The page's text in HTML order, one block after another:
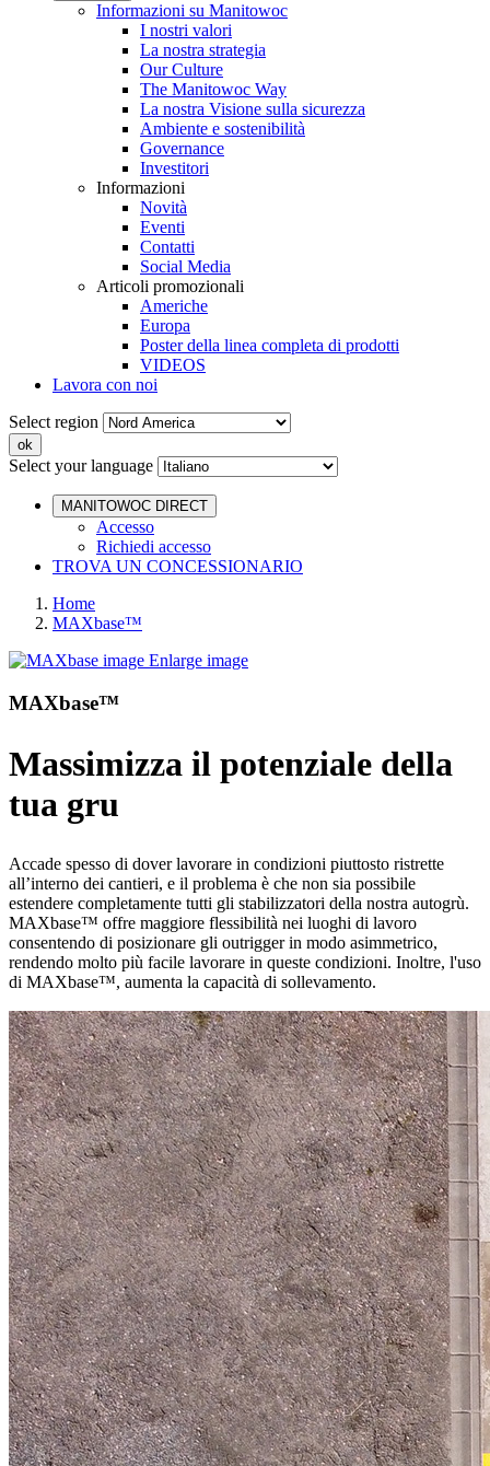
Informazioni su Manitowoc
I nostri valori
La nostra strategia
Our Culture
The Manitowoc Way
La nostra Visione sulla sicurezza
Ambiente e sostenibilità
Governance
Investitori
Informazioni
Novità
Eventi
Contatti
Social Media
Articoli promozionali
Americhe
Europa
Poster della linea completa di prodotti
VIDEOS
Lavora con noi
Select region
Select your language
MANITOWOC DIRECT
Accesso
Richiedi accesso
TROVA UN CONCESSIONARIO
Home
MAXbase™
Enlarge image
MAXbase™
Massimizza il potenziale della
tua gru
Accade spesso di dover lavorare in condizioni piuttosto ristrette
all’interno dei cantieri, e il problema è che non sia possibile
estendere completamente tutti gli stabilizzatori della nostra autogrù.
MAXbase™ offre maggiore flessibilità nei luoghi di lavoro
consentendo di posizionare gli outrigger in modo asimmetrico,
rendendo molto più facile lavorare in queste condizioni. Inoltre, l'uso
di MAXbase™, aumenta la capacità di sollevamento.